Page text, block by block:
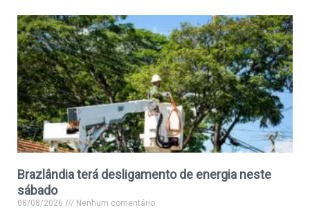
Brazlândia terá desligamento de energia neste
sábado
08/08/2026 Nenhum comentário